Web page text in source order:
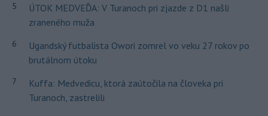
5
ÚTOK MEDVEĎA: V Turanoch pri zjazde z D1 našli
zraneného muža
6
Ugandský futbalista Owori zomrel vo veku 27 rokov po
brutálnom útoku
7
Kuffa: Medvedicu, ktorá zaútočila na človeka pri
Turanoch, zastrelili